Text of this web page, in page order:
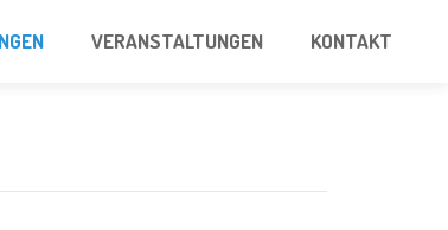
VERANSTALTUNGEN KONTAKT